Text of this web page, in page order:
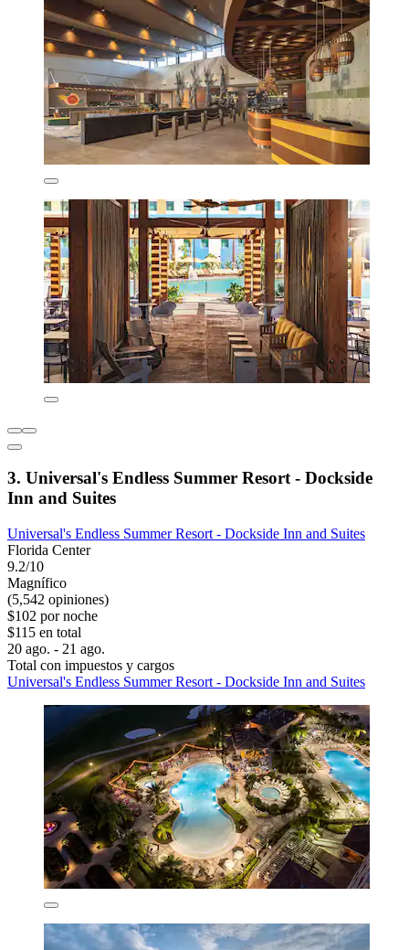
3. Universal's Endless Summer Resort - Dockside
Inn and Suites
Universal's Endless Summer Resort - Dockside Inn and Suites
Florida Center
9.2/10
Magnífico
(5,542 opiniones)
$102 por noche
$115 en total
20 ago. - 21 ago.
Total con impuestos y cargos
Universal's Endless Summer Resort - Dockside Inn and Suites